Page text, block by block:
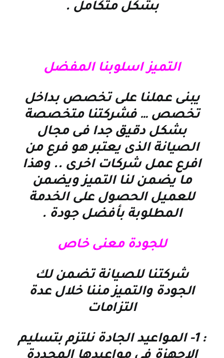
بشكل متكامل .
التميز اسلوبنا المفضل
يبنى عملنا على تخصص بداخل
تخصص … فشركتنا متخصصة
بشكل دقيق جدا فى مجال
الصيانة الذى يعتبر هو فرع من
افرع عمل شركات اخرى .. وهذا
ما يضمن لنا التميز ويضمن
للعميل الحصول على الخدمة
المطلوبة بأفضل جودة .
للجودة معنى خاص
شركتنا للصيانة تضمن لك
الجودة والتميز مننا خلال عدة
التزامات
: 1-
المواعيد الجادة نلتزم بتسليم